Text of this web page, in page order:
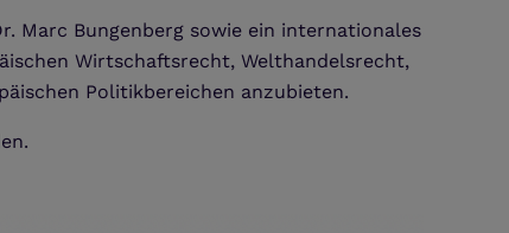
Marc Bungenberg sowie ein internationales
Wirtschaftsrecht, Welthandelsrecht,
Politikbereichen anzubieten.